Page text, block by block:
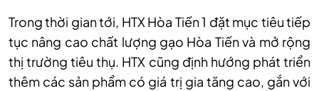
Trong thời gian tới, HTX Hòa Tiến 1 đặt mục tiêu tiếp
tục nâng cao chất lượng gạo Hòa Tiến và mở rộng
thị trường tiêu thụ. HTX cũng định hướng phát triển
thêm các sản phẩm có giá trị gia tăng cao, gắn với